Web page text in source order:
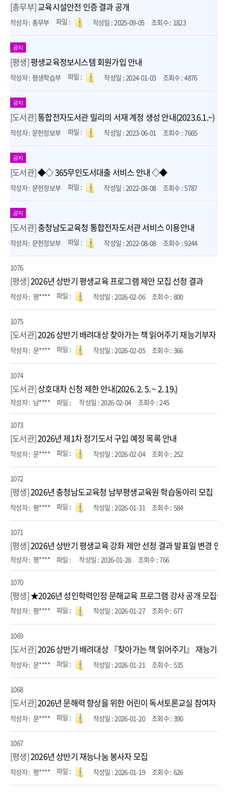
[총무부]교육시설안전 인증 결과 공개
총무부 2025-09-05 1823
공지
[평생]평생교육정보시스템 회원가입 안내
평생학습부 2024-01-03 4876
공지
[도서관]통합전자도서관 밀리의 서재 계정 생성 안내(2023.6.1.~)
문헌정보부 2023-06-01 7665
공지
[도서관]◆◇ 365무인도서대출 서비스 안내 ◇◆
문헌정보부 2022-08-08 5787
공지
[도서관]충청남도교육청 통합전자도서관 서비스 이용안내
문헌정보부 2022-08-08 9244
1076
[평생]2026년 상반기 평생교육 프로그램 제안 모집 선정 결과
평**** 2026-02-06 800
1075
[도서관]2026 상반기 배려대상 찾아가는 책 읽어주기 재능기부자 제
문**** 2026-02-05 366
1074
[도서관]상호대차 신청 제한 안내(2026. 2. 5. ~ 2. 19.)
남**** 2026-02-04 245
1073
[도서관]2026년 제1차 정기도서 구입 예정 목록 안내
문**** 2026-02-04 252
1072
[평생]2026년 충청남도교육청 남부평생교육원 학습동아리 모집
평**** 2026-01-31 584
1071
[평생]2026년 상반기 평생교육 강좌 제안 선정 결과 발표일 변경 안내
평**** 2026-01-28 766
1070
[평생]★2026년 성인학력인정 문해교육 프로그램 강사 공개 모집★
평**** 2026-01-27 677
1069
[도서관]2026 상반기 배려대상 『찾아가는 책 읽어주기』 재능기부
문**** 2026-01-21 535
1068
[도서관]2026년 문해력 향상을 위한 어린이 독서토론교실 참여자 모
문**** 2026-01-20 390
1067
[평생]2026년 상반기 재능나눔 봉사자 모집
평**** 2026-01-19 626